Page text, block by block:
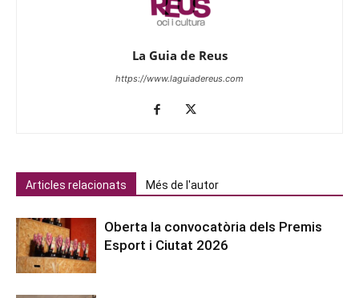
La Guia de Reus
https://www.laguiadereus.com
Articles relacionats Més de l'autor
Oberta la convocatòria dels Premis
Esport i Ciutat 2026